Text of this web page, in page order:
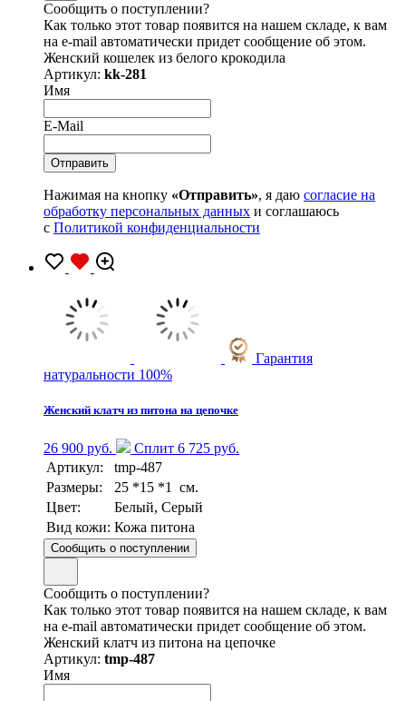
Сообщить о поступлении?
Как только этот товар появится на нашем складе, к вам
на e-mail автоматически придет сообщение об этом.
Женский кошелек из белого крокодила
Артикул: kk-281
Имя
E-Mail
Нажимая на кнопку «Отправить», я даю согласие на
обработку персональных данных и соглашаюсь
с Политикой конфиденциальности
Гарантия
натуральности 100%
Женский клатч из питона на цепочке
26 900 руб.
Сплит 6 725 руб.
Артикул:
tmp-487
Размеры:
25 *15 *1 см.
Цвет:
Белый, Серый
Вид кожи: Кожа питона
Сообщить о поступлении
Сообщить о поступлении?
Как только этот товар появится на нашем складе, к вам
на e-mail автоматически придет сообщение об этом.
Женский клатч из питона на цепочке
Артикул: tmp-487
Имя